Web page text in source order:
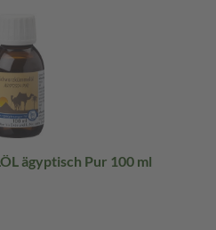
ägyptisch Pur 100 ml